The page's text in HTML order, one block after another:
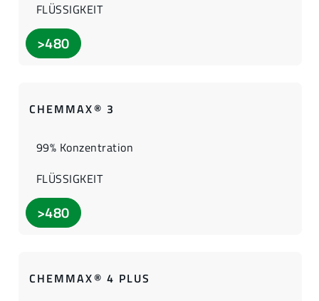
FLÜSSIGKEIT
>480
CHEMMAX® 3
99% Konzentration
FLÜSSIGKEIT
>480
CHEMMAX® 4 PLUS